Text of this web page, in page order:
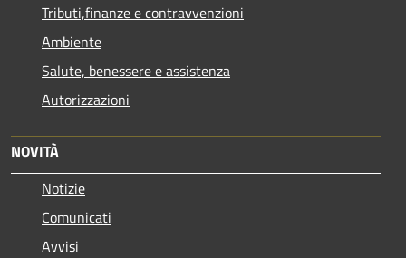
Tributi,finanze e contravvenzioni
Ambiente
Salute, benessere e assistenza
Autorizzazioni
NOVITÀ
Notizie
Comunicati
Avvisi